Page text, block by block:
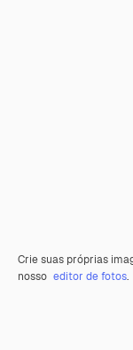
Crie suas próprias
nosso editor de fotos.